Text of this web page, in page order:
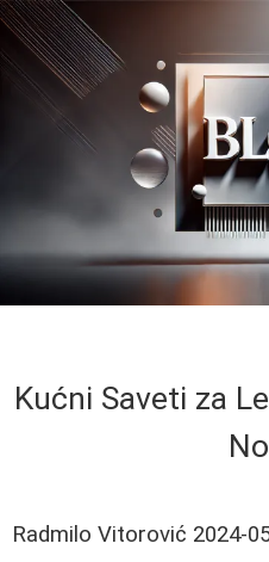
Kućni Saveti za
Radmilo Vitorović 2024-